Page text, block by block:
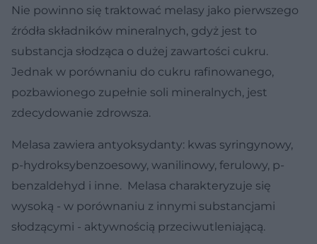
Nie powinno się traktować melasy jako pierwszego
źródła składników mineralnych, gdyż jest to
substancja słodząca o dużej zawartości cukru.
Jednak w porównaniu do cukru rafinowanego,
pozbawionego zupełnie soli mineralnych, jest
zdecydowanie zdrowsza.
Melasa zawiera antyoksydanty: kwas syringynowy,
p-hydroksybenzoesowy, wanilinowy, ferulowy, p-
benzaldehyd i inne. Melasa charakteryzuje się
wysoką - w porównaniu z innymi substancjami
słodzącymi - aktywnością przeciwutleniającą.